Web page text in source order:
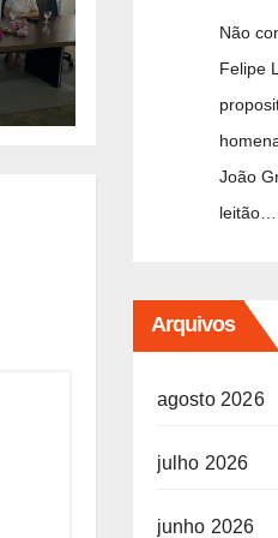
Não
Felipe
João
leitão…
Arquivos
agosto 2026
julho 2026
junho 2026